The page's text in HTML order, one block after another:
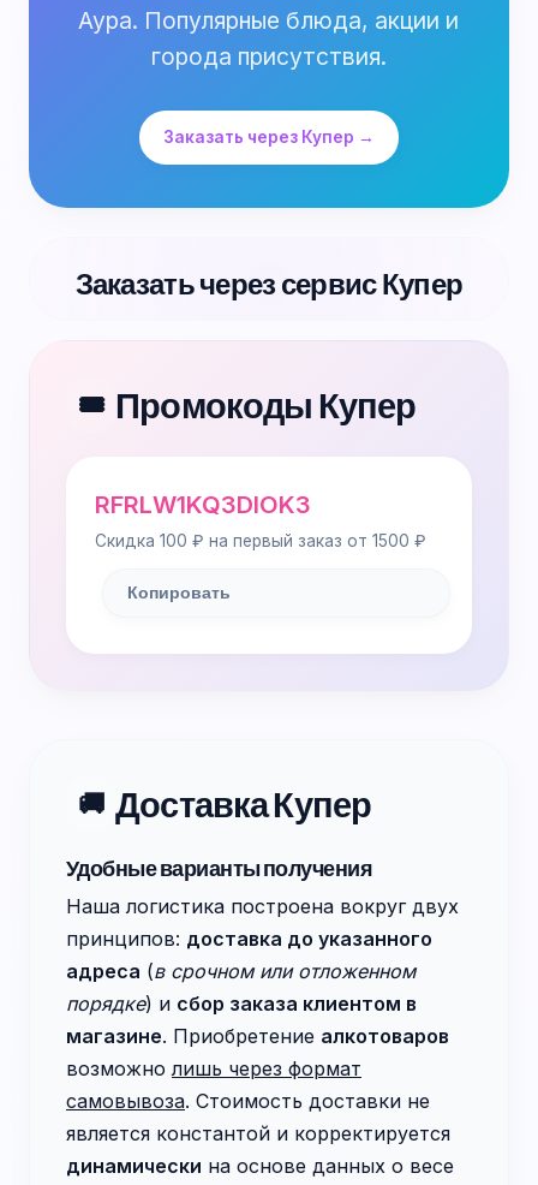
Аура. Популярные блюда, акции и
города присутствия.
Заказать через Купер →
Заказать через сервис Купер
🎟️ Промокоды Купер
RFRLW1KQ3DIOK3
Скидка 100 ₽ на первый заказ от 1500 ₽
Копировать
🚚 Доставка Купер
Удобные варианты получения
Наша логистика построена вокруг двух
принципов: доставка до указанного
адреса (в срочном или отложенном
порядке) и сбор заказа клиентом в
магазине. Приобретение алкотоваров
возможнолишь через формат
самовывоза. Стоимость доставки не
является константой и корректируется
динамически на основе данных о весе